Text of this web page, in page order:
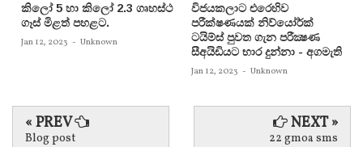
කිලෝ 5 හා කිලෝ 2.3 ගෘහස්ථ
ගෑස් මිළත් පහළට.
Jan 12, 2023 - Unknown
විජයකලාට එරෙහිව
පරීක්‌ෂණයක්‌ නිව්යෝර්ක්‌
ටයිම්ස්‌ පුවත ගැන පරීක්‍ෂණ
සීඅයිඩියට භාර දුන්නා - අගමැති
Jan 12, 2023 - Unknown
« PREV
Blog post
NEXT »
22 gmoa sms